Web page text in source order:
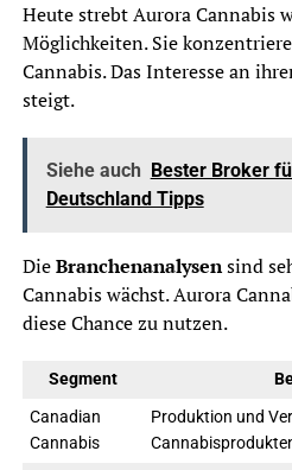
Heute strebt Aurora Cannabis
Möglichkeiten. Sie
Cannabis. Das Interesse an
steigt.
Siehe auch Bester Broker
Deutschland Tipps
DieBranchenanalysensind
Cannabis wächst. Aurora
diese Chance zu nutzen.
Segment
Canadian
Cannabis
Produktion und